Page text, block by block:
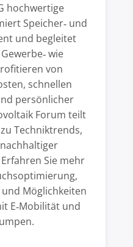
hochwertige
Speicher‑ und
und begleitet
wie
von
schnellen
persönlicher
Forum teilt
Techniktrends,
Sie mehr
Möglichkeiten
E‑Mobilität und